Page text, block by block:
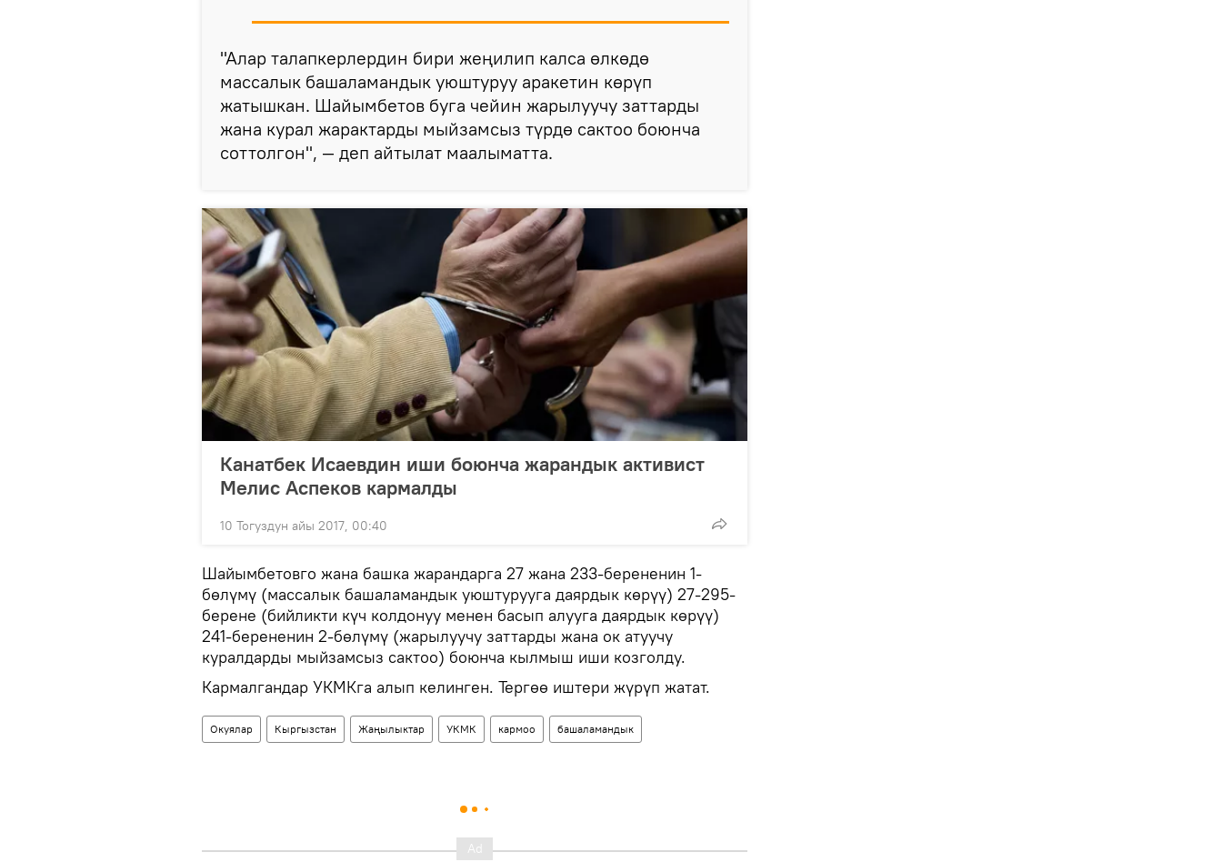
"Алар талапкерлердин бири жеңилип калса өлкөдө
массалык башаламандык уюштуруу аракетин көрүп
жатышкан. Шайымбетов буга чейин жарылуучу заттарды
жана курал жарактарды мыйзамсыз түрдө сактоо боюнча
соттолгон", — деп айтылат маалыматта.
Канатбек Исаевдин иши боюнча жарандык активист
Мелис Аспеков кармалды
10 Тогуздун айы 2017, 00:40
Шайымбетовго жана башка жарандарга 27 жана 233-берененин 1-
бөлүмү (массалык башаламандык уюштурууга даярдык көрүү) 27-295-
берене (бийликти күч колдонуу менен басып алууга даярдык көрүү)
241-берененин 2-бөлүмү (жарылуучу заттарды жана ок атуучу
куралдарды мыйзамсыз сактоо) боюнча кылмыш иши козголду.
Кармалгандар УКМКга алып келинген. Тергөө иштери жүрүп жатат.
Окуялар Кыргызстан Жаңылыктар УКМК кармоо башаламандык